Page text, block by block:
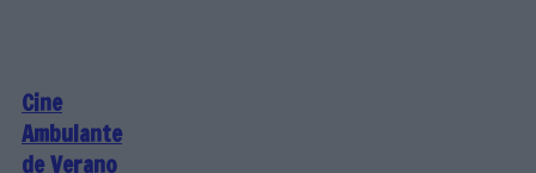
Cine
Ambulante
de Verano